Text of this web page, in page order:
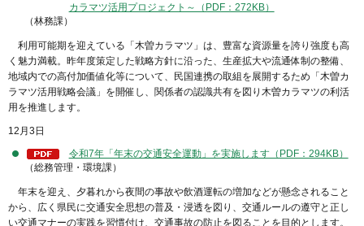
カラマツ活用プロジェクト～（PDF：272KB）
（林務課）
利用可能期を迎えている「木曽カラマツ」は、豊富な資源量を誇り強度も高
く魅力満載。昨年度策定した戦略方針に沿った、生産拡大や流通体制の整備、
地域内での高付加価値化等について、民国連携の取組を展開するため「木曽カ
ラマツ活用戦略会議」を開催し、関係者の認識共有を図り木曽カラマツの利活
用を推進します。
12月3日
令和7年「年末の交通安全運動」を実施します（PDF：294KB）
（総務管理・環境課）
年末を迎え、夕暮れから夜間の事故や飲酒運転の増加などが懸念されること
から、広く県民に交通安全思想の普及・浸透を図り、交通ルールの遵守と正し
い交通マナーの実践を習慣付け、交通事故の防止を図ることを目的とします。